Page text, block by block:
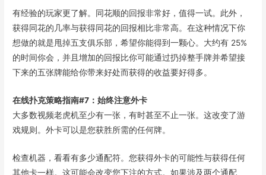
有经验的玩家更了解。同花顺的回报非常好，值得一试。此外，
获得同花的几率与获得同花的回报相比非常高。在这种情况下你
想做的就是甩掉五支俱乐部，希望你能得到一颗心。大约有 25%
的时间你会，并且增加的回报比你可能通过扔掉整手牌并希望接
下来的五张牌能给你带来好处而获得的收益要好得多。
在线扑克策略指南#7：始终注意外卡
大多数视频老虎机至少有一张，有时甚至不止一张。这改变了游
戏规则。外卡可以是您获胜所需的任何牌。
检查机器，看看有多少通配符。您获得外卡的可能性与获得任何
其他卡一样。这可能会改变您下注的方式。如果涉及两个通配